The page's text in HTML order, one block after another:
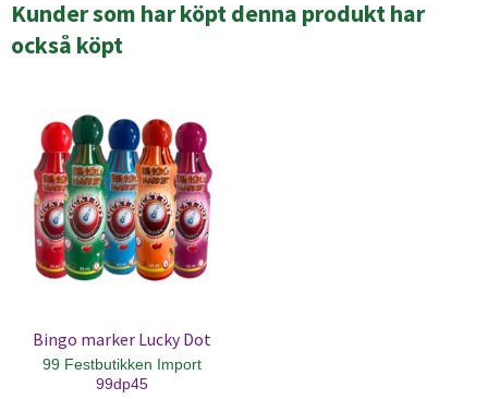
Kunder som har köpt denna produkt har
också köpt
Bingo marker Lucky Dot
99 Festbutikken Import
99dp45